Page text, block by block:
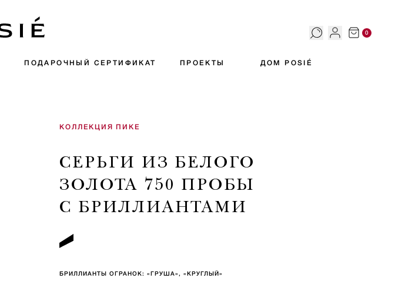
0
ПОДАРОЧНЫЙ СЕРТИФИКАТ ПРОЕКТЫ ДОМ POSIÉ
КОЛЛЕКЦИЯ ПИКЕ
СЕРЬГИ ИЗ БЕЛОГО
ЗОЛОТА 750 ПРОБЫ
С БРИЛЛИАНТАМИ
БРИЛЛИАНТЫ ОГРАНОК: «ГРУША», «КРУГЛЫЙ»